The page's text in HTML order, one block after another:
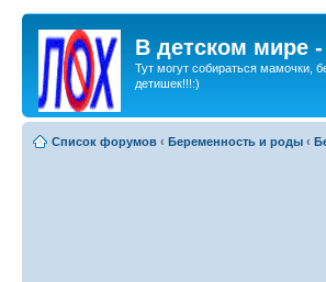
В детском мире
Тут могут собираться мамочки,
детишек!!!:)
Список форумов ‹ Беременность и роды ‹